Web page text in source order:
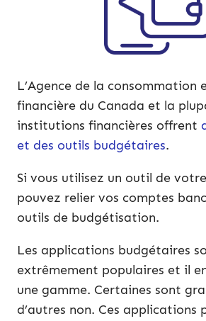
L’Agence de la consommation
financière du Canada et la
institutions financières offrent
et des outils budgétaires.
Si vous utilisez un outil de
pouvez relier vos comptes
outils de budgétisation.
Les applications budgétaires
extrêmement populaires et il
une gamme. Certaines sont
d’autres non. Ces applications